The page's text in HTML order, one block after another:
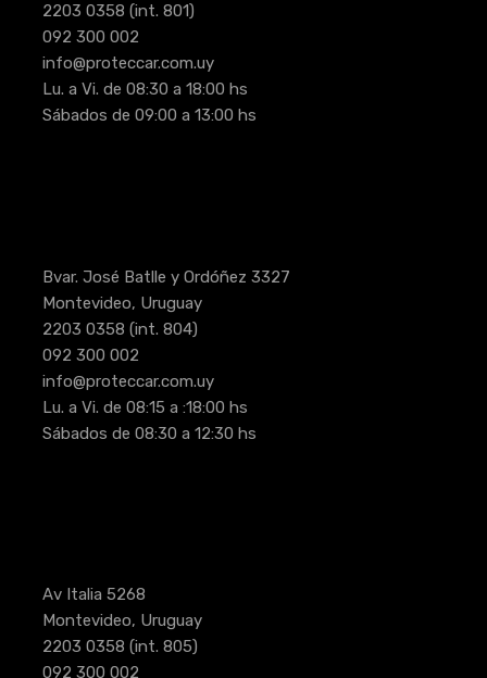
2203 0358 (int. 801)
092 300 002
info@proteccar.com.uy
Lu. a Vi. de 08:30 a 18:00 hs
Sábados de 09:00 a 13:00 hs
Bvar. José Batlle y Ordóñez 3327
Montevideo, Uruguay
2203 0358 (int. 804)
092 300 002
info@proteccar.com.uy
Lu. a Vi. de 08:15 a :18:00 hs
Sábados de 08:30 a 12:30 hs
Av Italia 5268
Montevideo, Uruguay
2203 0358 (int. 805)
092 300 002